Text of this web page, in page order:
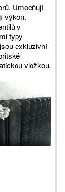
Umocňují
výkon.
v
typy
exkluzivní
vložkou.